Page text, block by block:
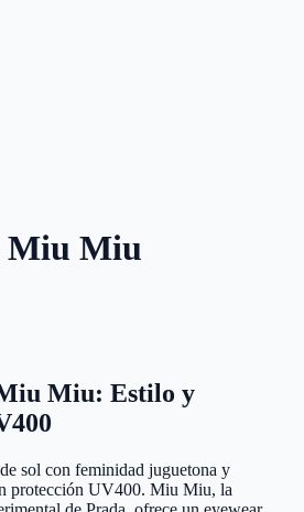
Miu Miu
Miu: Estilo y
sol con feminidad juguetona y
protección UV400. Miu Miu, la